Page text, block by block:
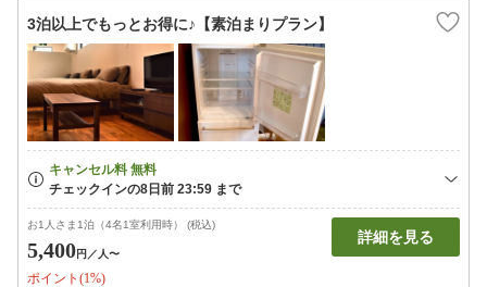
3泊以上でもっとお得に♪【素泊まりプラン】
お1人さま1泊（4名1室利用時） (税込)
5,400円 ／人〜
ポイント(1%)
詳細を見る